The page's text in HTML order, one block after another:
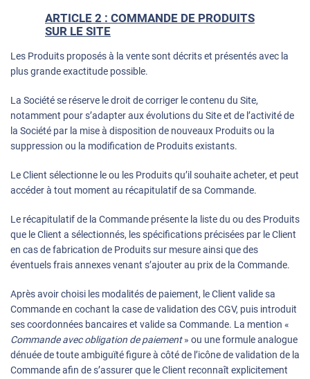
ARTICLE 2 : COMMANDE DE PRODUITS
SUR LE SITE
Les Produits proposés à la vente sont décrits et présentés avec la
plus grande exactitude possible.
La Société se réserve le droit de corriger le contenu du Site,
notamment pour s’adapter aux évolutions du Site et de l’activité de
la Société par la mise à disposition de nouveaux Produits ou la
suppression ou la modification de Produits existants.
Le Client sélectionne le ou les Produits qu’il souhaite acheter, et peut
accéder à tout moment au récapitulatif de sa Commande.
Le récapitulatif de la Commande présente la liste du ou des Produits
que le Client a sélectionnés, les spécifications précisées par le Client
en cas de fabrication de Produits sur mesure ainsi que des
éventuels frais annexes venant s’ajouter au prix de la Commande.
Après avoir choisi les modalités de paiement, le Client valide sa
Commande en cochant la case de validation des CGV, puis introduit
ses coordonnées bancaires et valide sa Commande. La mention «
Commande avec obligation de paiement» ou une formule analogue
dénuée de toute ambiguïté figure à côté de l’icône de validation de la
Commande afin de s’assurer que le Client reconnaît explicitement